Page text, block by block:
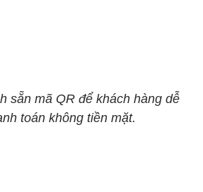
sẵn mã QR để khách hàng dễ
toán không tiền mặt.